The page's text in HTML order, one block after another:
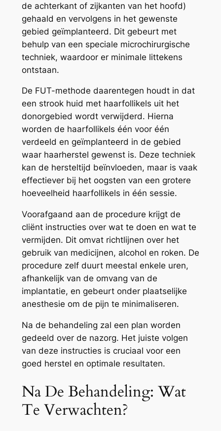
de achterkant of zijkanten van het hoofd)
gehaald en vervolgens in het gewenste
gebied geïmplanteerd. Dit gebeurt met
behulp van een speciale microchirurgische
techniek, waardoor er minimale littekens
ontstaan.
De FUT-methode daarentegen houdt in dat
een strook huid met haarfollikels uit het
donorgebied wordt verwijderd. Hierna
worden de haarfollikels één voor één
verdeeld en geïmplanteerd in de gebied
waar haarherstel gewenst is. Deze techniek
kan de hersteltijd beïnvloeden, maar is vaak
effectiever bij het oogsten van een grotere
hoeveelheid haarfollikels in één sessie.
Voorafgaand aan de procedure krijgt de
cliënt instructies over wat te doen en wat te
vermijden. Dit omvat richtlijnen over het
gebruik van medicijnen, alcohol en roken. De
procedure zelf duurt meestal enkele uren,
afhankelijk van de omvang van de
implantatie, en gebeurt onder plaatselijke
anesthesie om de pijn te minimaliseren.
Na de behandeling zal een plan worden
gedeeld over de nazorg. Het juiste volgen
van deze instructies is cruciaal voor een
goed herstel en optimale resultaten.
Na De Behandeling: Wat
Te Verwachten?